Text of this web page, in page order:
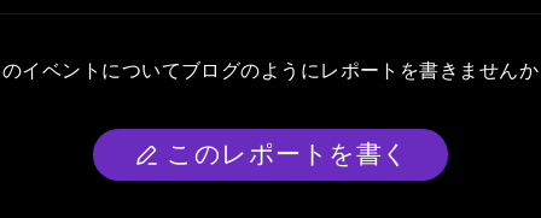
イベントについてブログのようにレポートを書きません
このレポートを書く